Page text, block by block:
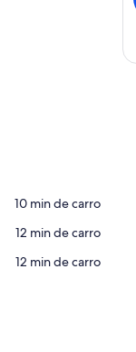
‪10 min de carro‬
‪12 min de carro‬
‪12 min de carro‬